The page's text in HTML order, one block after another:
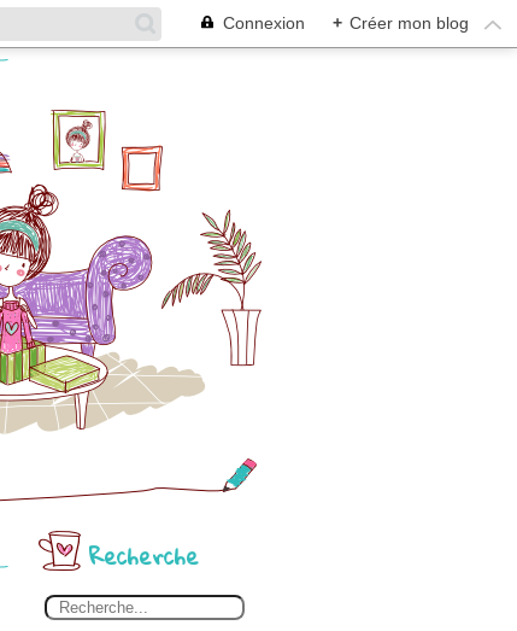
Connexion + Créer mon blog
Recherche